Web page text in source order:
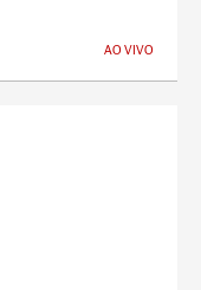
AO VIVO